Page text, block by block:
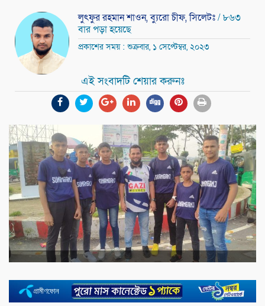
লুৎফুর রহমান শাওন, ব্যুরো চীফ, সিলেটঃ/ ৮৬৩
বার পড়া হয়েছে
প্রকাশের সময় : শুক্রবার, ১ সেপ্টেম্বর, ২০২৩
এই সংবাদটি শেয়ার করুনঃ